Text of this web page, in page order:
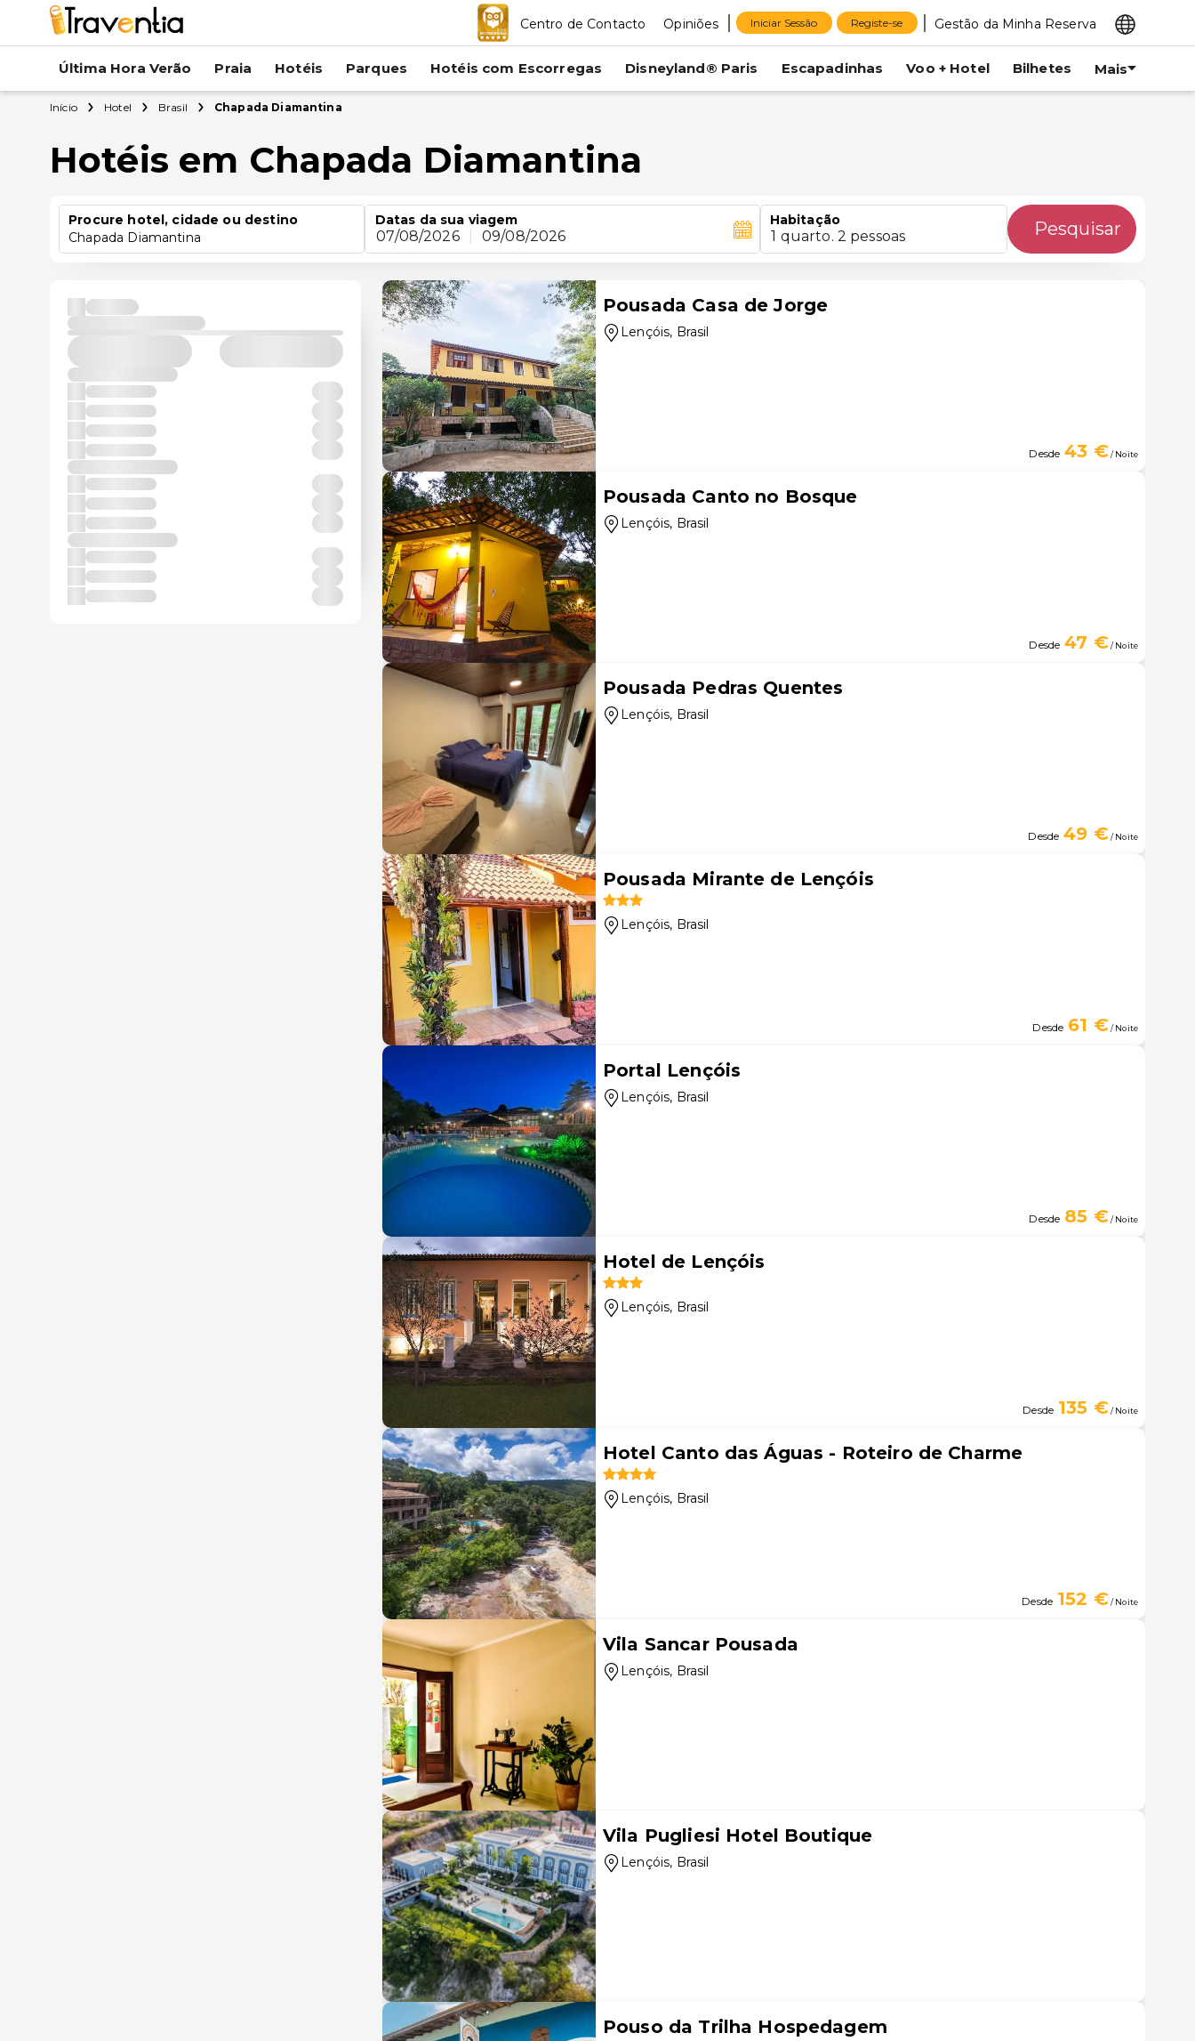
Centro de Contacto Opiniões Iniciar Sessão Registe-se Gestão da Minha Reserva
Última Hora Verão Praia Hotéis Parques Hotéis com Escorregas Disneyland® Paris Escapadinhas Voo + Hotel Bilhetes Mais
Início Hotel Brasil Chapada Diamantina
Hotéis em Chapada Diamantina
Procure hotel, cidade ou destino
Chapada Diamantina
Datas da sua viagem
07/08/2026 09/08/2026
Habitação
1 quarto. 2 pessoas Pesquisar
Pousada Casa de Jorge
Lençóis, Brasil
Desde 43 €/ Noite
Pousada Canto no Bosque
Lençóis, Brasil
Desde 47 €/ Noite
Pousada Pedras Quentes
Lençóis, Brasil
Desde 49 €/ Noite
Pousada Mirante de Lençóis
Lençóis, Brasil
Desde 61 €/ Noite
Portal Lençóis
Lençóis, Brasil
Desde 85 €/ Noite
Hotel de Lençóis
Lençóis, Brasil
Desde 135 €/ Noite
Hotel Canto das Águas - Roteiro de Charme
Lençóis, Brasil
Desde 152 €/ Noite
Vila Sancar Pousada
Lençóis, Brasil
Vila Pugliesi Hotel Boutique
Lençóis, Brasil
Pouso da Trilha Hospedagem